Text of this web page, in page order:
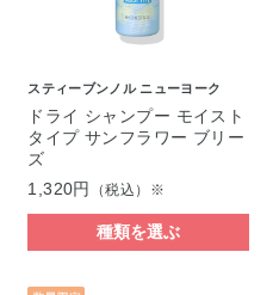
スティーブンノル ニューヨーク
ドライ シャンプー モイスト
タイプ サンフラワー ブリー
ズ
1,320円
（税込）※
種類を選ぶ